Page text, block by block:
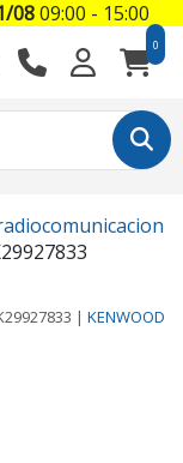
0
| KENWOOD
0809:00 - 15:00